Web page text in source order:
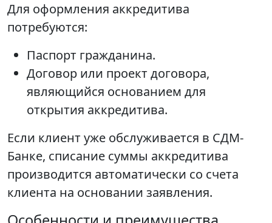
Для оформления аккредитива
потребуются:
Паспорт гражданина.
Договор или проект договора,
являющийся основанием для
открытия аккредитива.
Если клиент уже обслуживается в СДМ-
Банке, списание суммы аккредитива
производится автоматически со счета
клиента на основании заявления.